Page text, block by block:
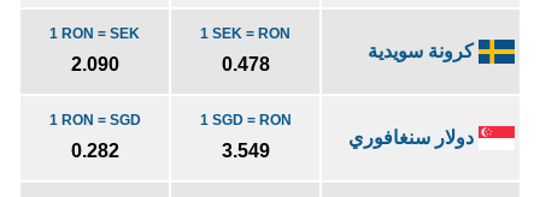
كرونة سويدية
1 SEK = RON
0.478
1 RON = SEK
2.090
دولار سنغافوري
1 SGD = RON
3.549
1 RON = SGD
0.282